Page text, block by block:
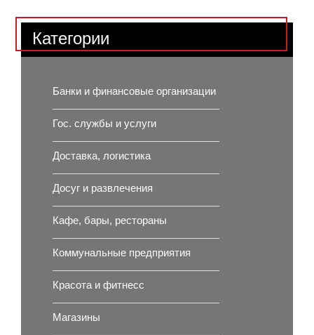
Категории
Банки и финансовые организации
Гос. службы и услуги
Доставка, логистика
Досуг и развлечения
Кафе, бары, рестораны
Коммунальные предприятия
Красота и фитнесс
Магазины